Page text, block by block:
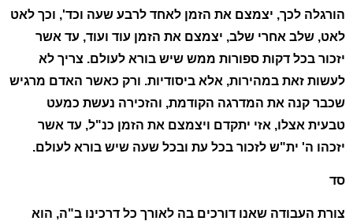
הורגלה לכך, יצמצם את הזמן לאחד לרבע שעה וכד', וכך לאט
לאט, שלב אחרי שלב, יצמצם את הזמן עוד ועוד, עד אשר
יזכור בכל דקות ספורות ממש שיש בורא לעולם. צריך לא
לעשות זאת במהירות, אלא ביסודיות. ורק כאשר האדם מרגיש
שכבר קנה את המדרגה הקודמת, והזכירה נעשת כמעט
טבעית אצלו, אזי יתקדם ויצמצם את הזמן כנ"ל, עד אשר
יזכהו ה' ית"ש לזכור בכל עת ובכל שעה שיש בורא לעולם.
סד
צורת העבודה שאנו דורכים בה לאורך כל דרכינו ב"ה, הוא